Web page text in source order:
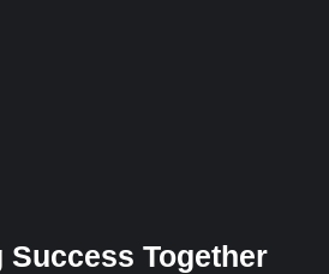
Success Together